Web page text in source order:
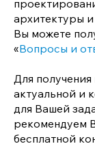
архитектуры
Вы можете
«Вопросы и
Для
актуальной и
для Вашей
рекомендуем
бесплатной